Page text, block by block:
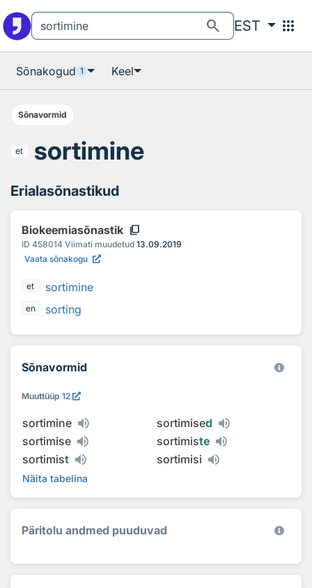
search EST apps
Sõnakogud 1 Keel
Sõnavormid
et sortimine
Erialasõnastikud
Biokeemiasõnastik content_copy
ID 458014 Viimati muudetud 13.09.2019
Vaata sõnakogu
et sortimine
en sorting
Sõnavormid
Muuttüüp 12
sortimine sortimised
sortimise
sortimiste
sortimist sortimisi
Näita tabelina
Päritolu andmed puuduvad